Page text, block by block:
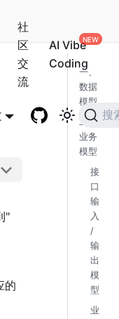
社
区
交
流
AI Vibe
Coding
搜
"
的
一、
数据
模型
二、
业务
模型
接
口
输
入
/
输
出
模
型
业